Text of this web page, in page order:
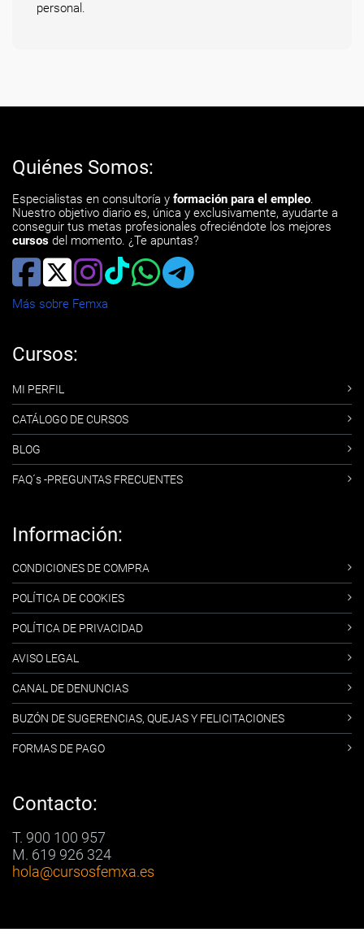
personal.
Quiénes Somos:
Especialistas en consultoría y formación para el empleo.
Nuestro objetivo diario es, única y exclusivamente, ayudarte a
conseguir tus metas profesionales ofreciéndote los mejores
cursos del momento. ¿Te apuntas?
Más sobre Femxa
Cursos:
MI PERFIL
CATÁLOGO DE CURSOS
BLOG
FAQ´s -PREGUNTAS FRECUENTES
Información:
CONDICIONES DE COMPRA
POLÍTICA DE COOKIES
POLÍTICA DE PRIVACIDAD
AVISO LEGAL
CANAL DE DENUNCIAS
BUZÓN DE SUGERENCIAS, QUEJAS Y FELICITACIONES
FORMAS DE PAGO
Contacto:
T. 900 100 957
M. 619 926 324
hola@cursosfemxa.es